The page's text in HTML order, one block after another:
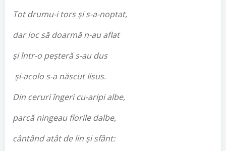
Tot drumu-i torsși s-a-noptat,
dar loc sădoarmăn-au aflat
șiîntr-o peșterăs-au dus
și-acolo s-a născut Iisus.
Din ceruri îngeri cu-aripi albe,
parcă ningeau florile dalbe,
cântând atât de lin și sfânt: